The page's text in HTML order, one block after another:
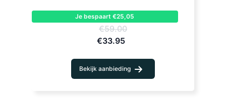
Je bespaart €25,05
€59.00
€33.95
Bekijk aanbieding